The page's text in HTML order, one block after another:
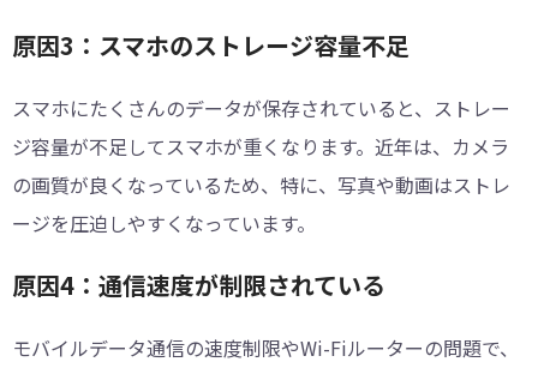
原因3：スマホのストレージ容量不足
スマホにたくさんのデータが保存されていると、ストレー
ジ容量が不足してスマホが重くなります。近年は、カメラ
の画質が良くなっているため、特に、写真や動画はストレ
ージを圧迫しやすくなっています。
原因4：通信速度が制限されている
モバイルデータ通信の速度制限やWi-Fiルーターの問題で、